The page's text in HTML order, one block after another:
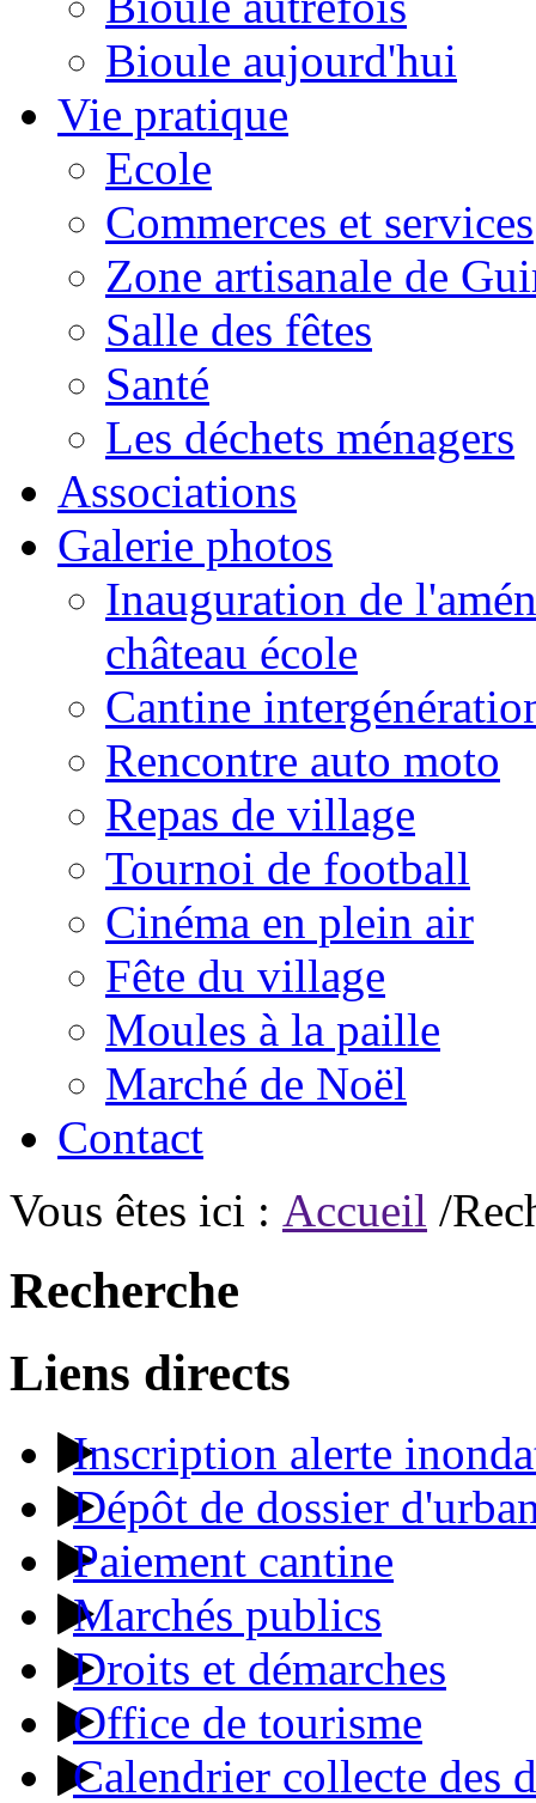
Bioule aujourd'hui
Vie pratique
Ecole
Commerces et services
Zone artisanale de
Salle des fêtes
Santé
Les déchets ménagers
Associations
Galerie photos
Inauguration de
château école
Cantine
Rencontre auto moto
Repas de village
Tournoi de football
Cinéma en plein air
Fête du village
Moules à la paille
Marché de Noël
Contact
Vous êtes ici : Accueil /
Recherche
Liens directs
Inscription alerte
Dépôt de dossier
Paiement cantine
Marchés publics
Droits et démarches
Office de tourisme
Calendrier collecte des